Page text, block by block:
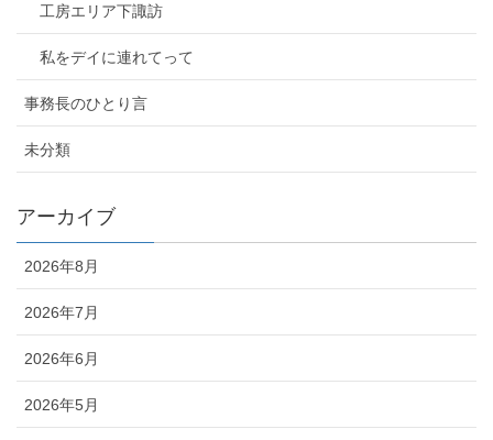
工房エリア下諏訪
私をデイに連れてって
事務長のひとり言
未分類
アーカイブ
2026年8月
2026年7月
2026年6月
2026年5月